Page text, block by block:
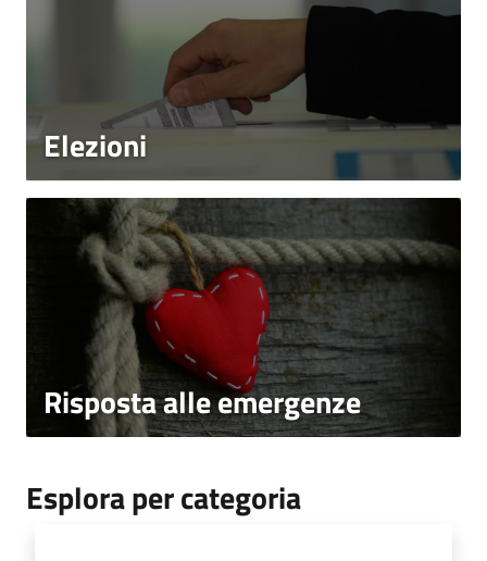
Elezioni
Risposta alle emergenze
Esplora per categoria